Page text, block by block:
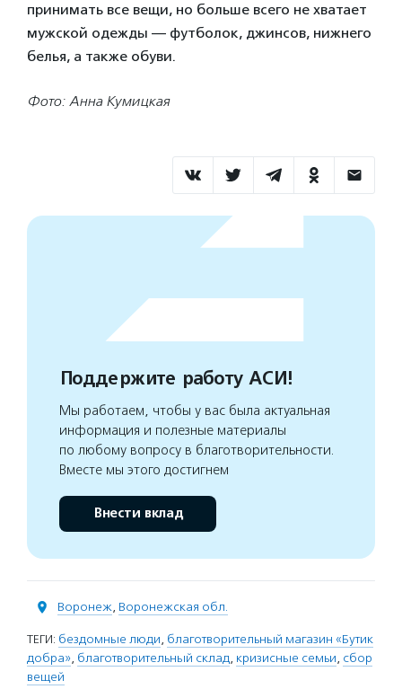
принимать все вещи, но больше всего не хватает
мужской одежды — футболок, джинсов, нижнего
белья, а также обуви.
Фото: Анна Кумицкая
Поддержите работу АСИ!
Мы работаем, чтобы у вас была актуальная
информация и полезные материалы
по любому вопросу в благотворительности.
Вместе мы этого достигнем
Внести вклад
Воронеж, Воронежская обл.
ТЕГИ: бездомные люди, благотворительный магазин «Бутик
добра», благотворительный склад, кризисные семьи, сбор
вещей